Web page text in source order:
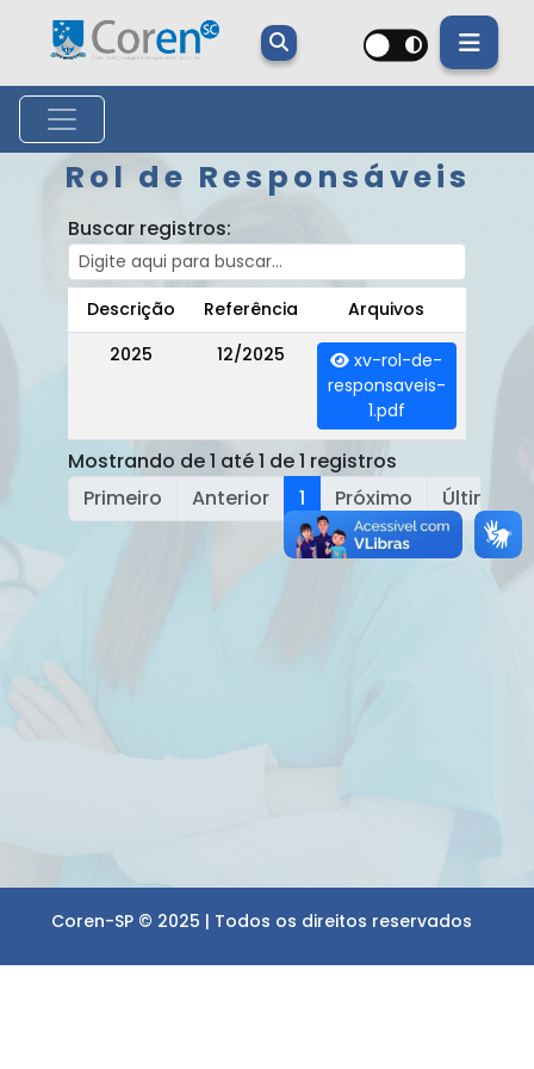
Rol de Responsáveis
Buscar registros:
Descrição Referência
Arquivos
2025
12/2025
xv-rol-de-
responsaveis-
1.pdf
Mostrando de 1 até 1 de 1 registros
Primeiro
Anterior 1 Próximo Último
Coren-SP © 2025 | Todos os direitos reservados